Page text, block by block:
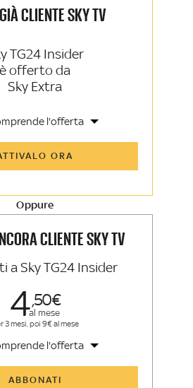
CLIENTE SKY TV
TG24 Insider
è offerto da
Sky Extra
l'offerta
Insider
esclusiva di Sky TG24
ORA
Oppure
CLIENTE SKY TV
a Sky TG24 Insider
450
al mese
3 mesi, poi 9€ al mese
l'offerta
ABBONATI